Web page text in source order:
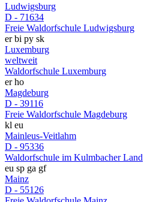
Ludwigsburg
D - 71634
Freie Waldorfschule Ludwigsburg
er bi py sk
Luxemburg
weltweit
Waldorfschule Luxemburg
er ho
Magdeburg
D - 39116
Freie Waldorfschule Magdeburg
kl eu
Mainleus-Veitlahm
D - 95336
Waldorfschule im Kulmbacher Land
eu sp ga gf
Mainz
D - 55126